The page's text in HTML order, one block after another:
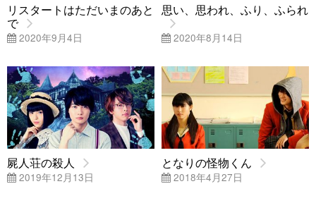
リスタートはただいまのあと
で
2020年9月4日
思い、思われ、ふり、ふられ
2020年8月14日
屍人荘の殺人
2019年12月13日
となりの怪物くん
2018年4月27日